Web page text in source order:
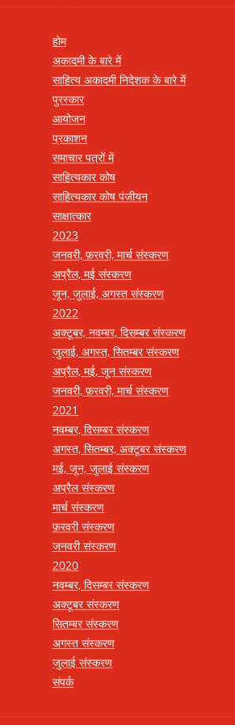
होम
अकादमी के बारे में
साहित्य अकादमी निदेशक के बारे में
पुरस्कार
आयोजन
प्रकाशन
समाचार पत्रों में
साहित्यकार कोष
साहित्यकार कोष पंजीयन
साक्षात्कार
2023
जनवरी, फ़रवरी, मार्च संस्करण
अप्रैल, मई संस्करण
जून, जुलाई, अगस्त संस्करण
2022
अक्टूबर, नवम्बर, दिसम्बर संस्करण
जुलाई, अगस्त, सितम्बर संस्करण
अप्रैल, मई, जून संस्करण
जनवरी, फ़रवरी, मार्च संस्करण
2021
नवम्बर, दिसम्बर संस्करण
अगस्त, सितम्बर, अक्टूबर संस्करण
मई, जून, जुलाई संस्करण
अप्रैल संस्करण
मार्च संस्करण
फ़रवरी संस्करण
जनवरी संस्करण
2020
नवम्बर, दिसम्बर संस्करण
अक्टूबर संस्करण
सितम्बर संस्करण
अगस्त संस्करण
जुलाई संस्करण
संपर्क